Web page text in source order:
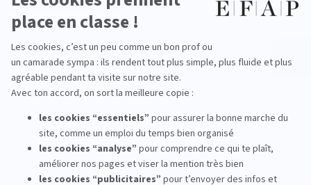
Nos campus
Bordeaux
Lille
Lyon
Montpellier
Nice
Toulouse
Miami
New York
Shanghai
Santander